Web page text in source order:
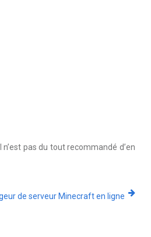
pas du tout recommandé d’en
de serveur Minecraft en ligne